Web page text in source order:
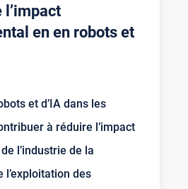
l’impact
en en robots et
et d’IA dans les
à réduire l’impact
l’industrie de la
l’exploitation des